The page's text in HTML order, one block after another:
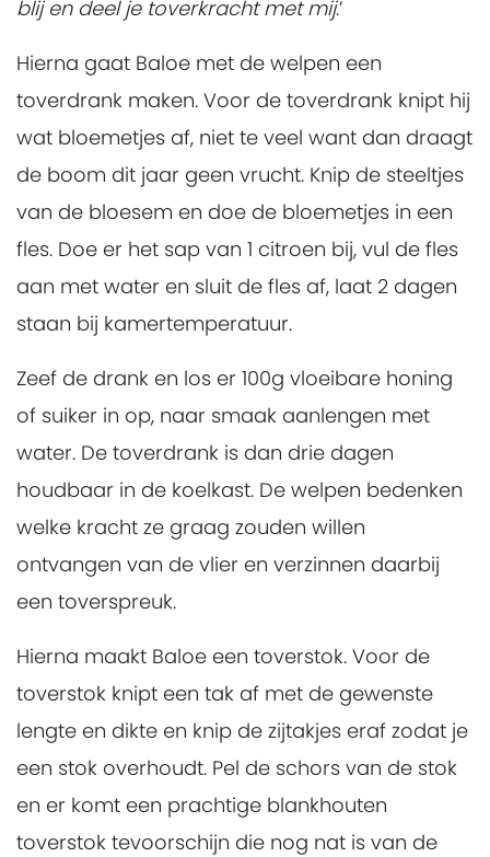
blij en deel je toverkracht met mij.’
Hierna gaat Baloe met de welpen een
toverdrank maken. Voor de toverdrank knipt hij
wat bloemetjes af, niet te veel want dan draagt
de boom dit jaar geen vrucht. Knip de steeltjes
van de bloesem en doe de bloemetjes in een
fles. Doe er het sap van 1 citroen bij, vul de fles
aan met water en sluit de fles af, laat 2 dagen
staan bij kamertemperatuur.
Zeef de drank en los er 100g vloeibare honing
of suiker in op, naar smaak aanlengen met
water. De toverdrank is dan drie dagen
houdbaar in de koelkast. De welpen bedenken
welke kracht ze graag zouden willen
ontvangen van de vlier en verzinnen daarbij
een toverspreuk.
Hierna maakt Baloe een toverstok. Voor de
toverstok knipt een tak af met de gewenste
lengte en dikte en knip de zijtakjes eraf zodat je
een stok overhoudt. Pel de schors van de stok
en er komt een prachtige blankhouten
toverstok tevoorschijn die nog nat is van de